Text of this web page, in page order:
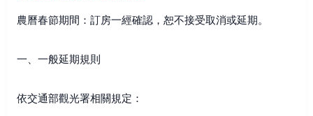
農曆春節期間：訂房一經確認，恕不接受取消或延期。
一、一般延期規則
依交通部觀光署相關規定：